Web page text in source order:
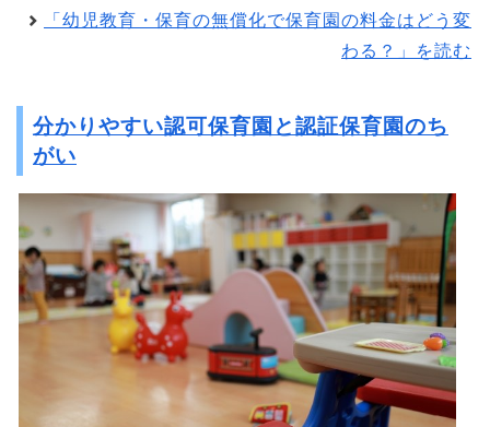
「幼児教育・保育の無償化で保育園の料金はどう変
わる？」を読む
分かりやすい認可保育園と認証保育園のち
がい